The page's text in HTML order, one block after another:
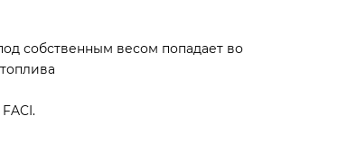
собственным весом попадает во